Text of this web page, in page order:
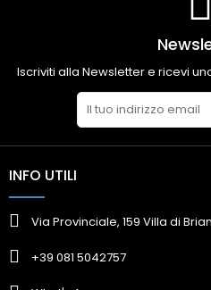
Iscriviti alla Newsletter e ricevi
INFO UTILI
Via Provinciale, 159 Villa di
+39 081 5042757